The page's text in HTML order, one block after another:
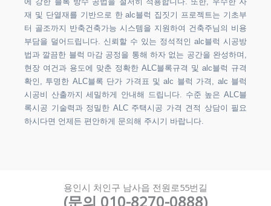
에 강한 블록 방수 공법을 철저히 적용합니다. 또한, 우수한 자
재 및 단열재를 기반으로 한 alc블럭 집짓기 프로젝트는 기초부
터 골조까지 반축건축가능 시스템을 지원하여 건축주님의 비용
부담을 덜어드립니다. 신뢰할 수 있는 정석적인 alc블럭 시공방
법과 깔끔한 블럭 마감 공정을 통해 하자 없는 공간을 완성하며,
현장 여건과 용도에 맞춘 정확한 ALC블록규격 및 alc블럭 규격
확인, 투명한 ALC블록 단가 가격표 및 alc 블럭 가격, alc 블럭
시공비 산출까지 세밀하게 안내해 드립니다. 수준 높은 ALC블
록시공 기술력과 정밀한 ALC 주택시공 가격 견적 상담이 필요
하시다면 언제든 편안하게 문의해 주시기 바랍니다.
용인시 처인구 남사읍 전원로55번길
(문의 010-8270-0888)